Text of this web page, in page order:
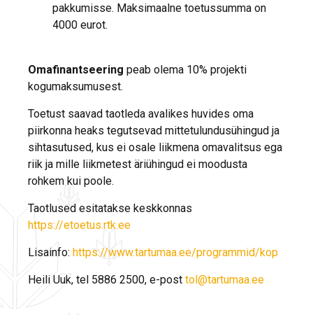
pakkumisse. Maksimaalne toetussumma on
4000 eurot.
Omafinantseering peab olema 10% projekti
kogumaksumusest.
Toetust saavad taotleda avalikes huvides oma
piirkonna heaks tegutsevad mittetulundusühingud ja
sihtasutused, kus ei osale liikmena omavalitsus ega
riik ja mille liikmetest äriühingud ei moodusta
rohkem kui poole.
Taotlused esitatakse keskkonnas
https://etoetus.rtk.ee
Lisainfo: https://www.tartumaa.ee/programmid/kop
Heili Uuk, tel 5886 2500, e-post tol@tartumaa.ee